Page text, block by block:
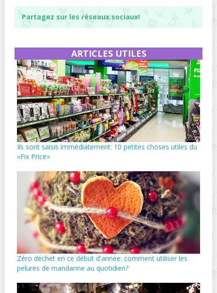
Partagez sur les réseaux sociaux!
ARTICLES UTILES
Ils sont saisis immédiatement: 10 petites choses utiles du
«Fix Price»
Zéro déchet en ce début d'année: comment utiliser les
pelures de mandarine au quotidien?